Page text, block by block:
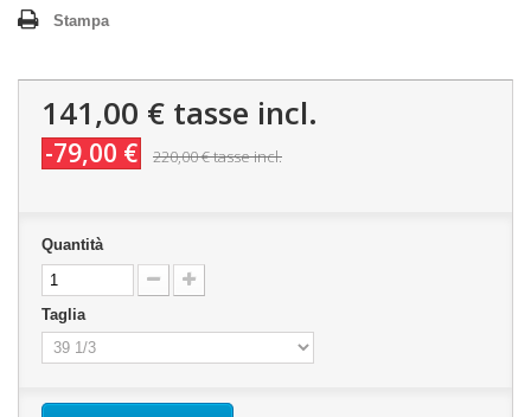
Stampa
141,00 € tasse incl.
-79,00 € 220,00 €tasse incl.
Quantità
Taglia